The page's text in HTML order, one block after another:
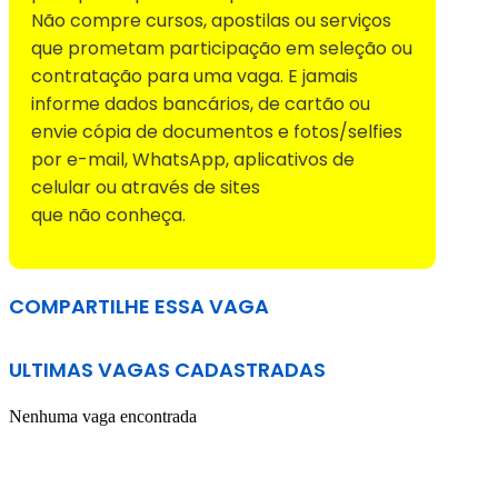
Não compre cursos, apostilas ou serviços
que prometam participação em seleção ou
contratação para uma vaga. E jamais
informe dados bancários, de cartão ou
envie cópia de documentos e fotos/selfies
por e-mail, WhatsApp, aplicativos de
celular ou através de sites
que não conheça.
COMPARTILHE ESSA VAGA
ULTIMAS VAGAS CADASTRADAS
Nenhuma vaga encontrada